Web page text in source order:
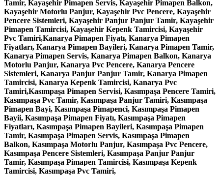
Tamir, Kayaşehir Pimapen Servis, Kayaşehir Pimapen Balkon,
Kayaşehir Motorlu Panjur, Kayaşehir Pvc Pencere, Kayaşehir
Pencere Sistemleri, Kayaşehir Panjur Panjur Tamir, Kayaşehir
Pimapen Tamircisi, Kayaşehir Kepenk Tamircisi, Kayaşehir
Pvc Tamiri,Kanarya Pimapen Fiyatı, Kanarya Pimapen
Fiyatları, Kanarya Pimapen Bayileri, Kanarya Pimapen Tamir,
Kanarya Pimapen Servis, Kanarya Pimapen Balkon, Kanarya
Motorlu Panjur, Kanarya Pvc Pencere, Kanarya Pencere
Sistemleri, Kanarya Panjur Panjur Tamir, Kanarya Pimapen
Tamircisi, Kanarya Kepenk Tamircisi, Kanarya Pvc
Tamiri,Kasımpaşa Pimapen Servisi, Kasımpaşa Pencere Tamiri,
Kasımpaşa Pvc Tamir, Kasımpaşa Panjur Tamiri, Kasımpaşa
Pimapen Bayi, Kasımpaşa Pimapenci, Kasımpaşa Pimapen
Bayii, Kasımpaşa Pimapen Fiyatı, Kasımpaşa Pimapen
Fiyatları, Kasımpaşa Pimapen Bayileri, Kasımpaşa Pimapen
Tamir, Kasımpaşa Pimapen Servis, Kasımpaşa Pimapen
Balkon, Kasımpaşa Motorlu Panjur, Kasımpaşa Pvc Pencere,
Kasımpaşa Pencere Sistemleri, Kasımpaşa Panjur Panjur
Tamir, Kasımpaşa Pimapen Tamircisi, Kasımpaşa Kepenk
Tamircisi, Kasımpaşa Pvc Tamiri,